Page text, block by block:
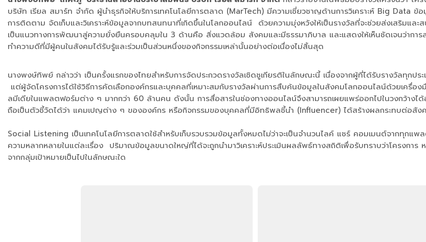
บริษัท เรียล สมาร์ท จำกัด ผู้นำธุรกิจให้บริการเทคโนโลยีการตลาด (MarTech) มีความเชี่ยวชาญด้านการวิเคราะห์ Big Data
การติดตาม จัดเก็บและวิเคราะห์ข้อมูลจากบทสนทนาที่เกิดขึ้นในโลกออนไลน์ ด้วยความมุ่งหวังให้เป็นรางวัลที่จะช่วยส่งเสริมแ
เป็นแนวทางการพัฒนาสู่ความยั่งยืนครอบคลุมใน 3 ด้านคือ สิ่งแวดล้อม สังคมและมีธรรมาภิบาล และแสดงให้เห็นชัดเจนว่ากา
ทำความดีที่มีผู้คนในสังคมได้รับรู้และร่วมเป็นส่วนหนึ่งของกิจกรรมเหล่านั้นอย่างต่อเนื่องไม่สิ้นสุด
นางพงษ์ทิพย์ กล่าวว่า เป็นครั้งแรกของไทยสำหรับการจัดประกวดรางวัลเชิดชูเกียรติในลักษณะนี้ เนื่องจากผู้ที่ได้รับรางวัลทุกปร
แต่ผู้จัดโครงการได้ใช้วิธีการคัดเลือกองค์กรและบุคคลที่เหมาะสมกับรางวัลผ่านการสืบค้นข้อมูลในสังคมโลกออนไลน์ด้วยเครื่อง
ลมีเดียในแพลตฟอร์มต่าง ๆ มากกว่า 60 ล้านคน ดังนั้น การสื่อสารในช่องทางออนไลน์จึงสามารถเผยแพร่ออกไปในวงกว้างได้อ
ถือเป็นตัวชี้วัดได้ว่า แคมเปญต่าง ๆ ขององค์กร หรือกิจกรรมของบุคคลที่มีอิทธิพลชี้นำ (Influencer) ได้สร้างผลกระทบต่อสั
Social Listening เป็นเทคโนโลยีการตลาดใช้สำหรับเก็บรวบรวมข้อมูลทั้งหมดไม่ว่าจะเป็นจำนวนไลค์ แชร์ คอมเมนต์จากทุกแพ
ความหลากหลายในแต่ละเรื่อง ปริมาณข้อมูลขนาดใหญ่ที่ได้จะถูกนำมาวิเคราะห์ประเมินผลลัพธ์ทางสถิติเพื่อรับทราบว่าโครงกา
จากกลุ่มเป้าหมายเป็นไปในลักษณะใด